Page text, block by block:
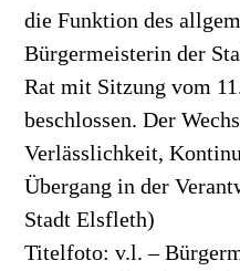
die Funktion des
Bürgermeisterin der
Rat mit Sitzung vom
beschlossen. Der
Verlässlichkeit,
Übergang in der
Stadt Elsfleth)
Titelfoto: v.l. –